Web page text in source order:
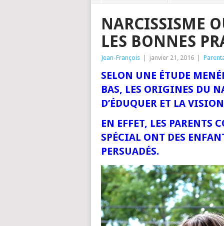
NARCISSISME
LES BONNES
Jean-François janvier 21, 2016
SELON UNE ÉTUDE
BAS, LES ORIGINES DU
D’ÉDUQUER ET LA
EN EFFET, LES PARENTS
SPÉCIAL ONT DES
PERSUADÉS.